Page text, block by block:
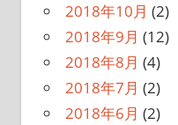
2018年10月 (2)
2018年9月 (12)
2018年8月 (4)
2018年7月 (2)
2018年6月 (2)